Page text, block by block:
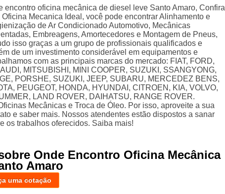
encontro oficina mecânica de diesel leve Santo Amaro, Confira
Mecanica Ideal, você pode encontrar Alinhamento e
de Ar Condicionado Automotivo, Mecânicas
Embreagens, Amortecedores e Montagem de Pneus,
isso graças a um grupo de profissionais qualificados e
de um investimento considerável em equipamentos e
com as principais marcas do mercado: FIAT, FORD,
MITSUBISHI, MINI COOPER, SUZUKI, SSANGYONG,
PORSHE, SUZUKI, JEEP, SUBARU, MERCEDEZ BENS,
PEUGEOT, HONDA, HYUNDAI, CITROEN, KIA, VOLVO,
LAND ROVER, DAIHATSU, RANGE ROVER.
Mecânicas e Troca de Óleo. Por isso, aproveite a sua
e saber mais. Nossos atendentes estão dispostos a sanar
os trabalhos oferecidos. Saiba mais!
Onde Encontro Oficina Mecânica
Amaro
uma cotação